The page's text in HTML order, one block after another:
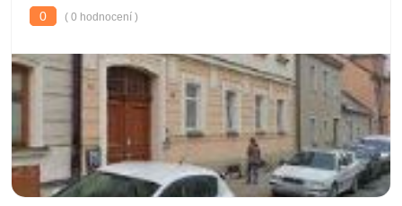
0 ( 0 hodnocení )